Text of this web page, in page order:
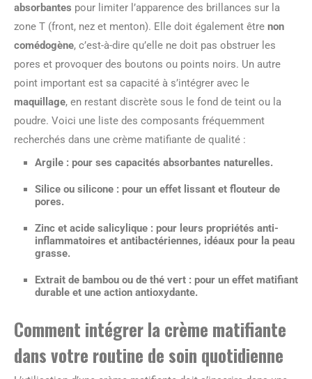
absorbantes pour limiter l’apparence des brillances sur la
zone T (front, nez et menton). Elle doit également être non
comédogène, c’est-à-dire qu’elle ne doit pas obstruer les
pores et provoquer des boutons ou points noirs. Un autre
point important est sa capacité à s’intégrer avec le
maquillage, en restant discrète sous le fond de teint ou la
poudre. Voici une liste des composants fréquemment
recherchés dans une crème matifiante de qualité :
Argile : pour ses capacités absorbantes naturelles.
Silice ou silicone : pour un effet lissant et flouteur de
pores.
Zinc et acide salicylique : pour leurs propriétés anti-
inflammatoires et antibactériennes, idéaux pour la peau
grasse.
Extrait de bambou ou de thé vert : pour un effet matifiant
durable et une action antioxydante.
Comment intégrer la crème matifiante
dans votre routine de soin quotidienne